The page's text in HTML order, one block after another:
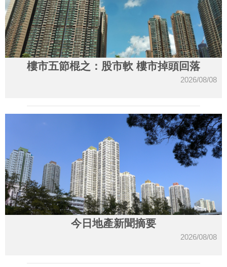
樓市五節棍之：股市軟 樓市掉頭回落
2026/08/08
今日地產新聞摘要
2026/08/08